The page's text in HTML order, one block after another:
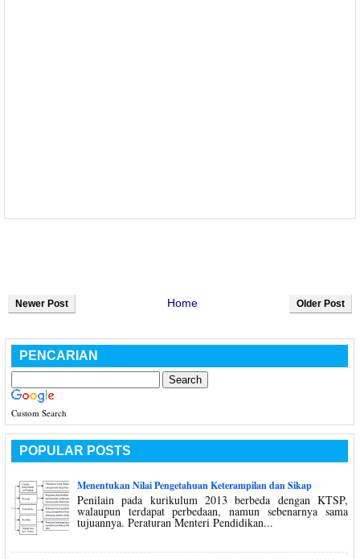
Newer Post Older Post
Home
PENCARIAN
Custom Search
POPULAR POSTS
Menentukan Nilai Pengetahuan Keterampilan dan Sikap
Penilain pada kurikulum 2013 berbeda dengan KTSP,
walaupun terdapat perbedaan, namun sebenarnya sama
tujuannya. Peraturan Menteri Pendidikan...